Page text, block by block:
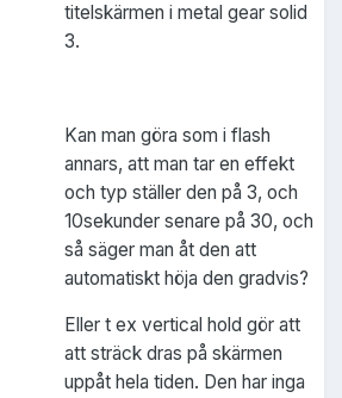
titelskärmen i metal gear solid
3.
Kan man göra som i flash
annars, att man tar en effekt
och typ ställer den på 3, och
10sekunder senare på 30, och
så säger man åt den att
automatiskt höja den gradvis?
Eller t ex vertical hold gör att
att sträck dras på skärmen
uppåt hela tiden. Den har inga